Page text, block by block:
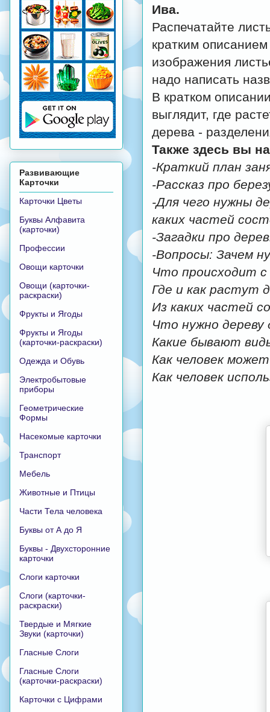
Ива.
Распечатайте
кратким
изображения
надо написать
В кратком
выглядит, где
дерева -
Также здесь вы
-Краткий план
-Рассказ про
-Для чего нужны
каких частей
-Загадки про
-Вопросы: Зачем
Что происходит с
Где и как растут
Из каких частей
Что нужно дереву
Какие бывают
Как человек
Как человек
Развивающие
Карточки
Карточки Цветы
Буквы Алфавита
(карточки)
Профессии
Овощи карточки
Овощи (карточки-
раскраски)
Фрукты и Ягоды
Фрукты и Ягоды
(карточки-раскраски)
Одежда и Обувь
Электробытовые
приборы
Геометрические
Формы
Насекомые карточки
Транспорт
Мебель
Животные и Птицы
Части Тела человека
Буквы от А до Я
Буквы - Двухсторонние
карточки
Слоги карточки
Слоги (карточки-
раскраски)
Твердые и Мягкие
Звуки (карточки)
Гласные Слоги
Гласные Слоги
(карточки-раскраски)
Карточки с Цифрами